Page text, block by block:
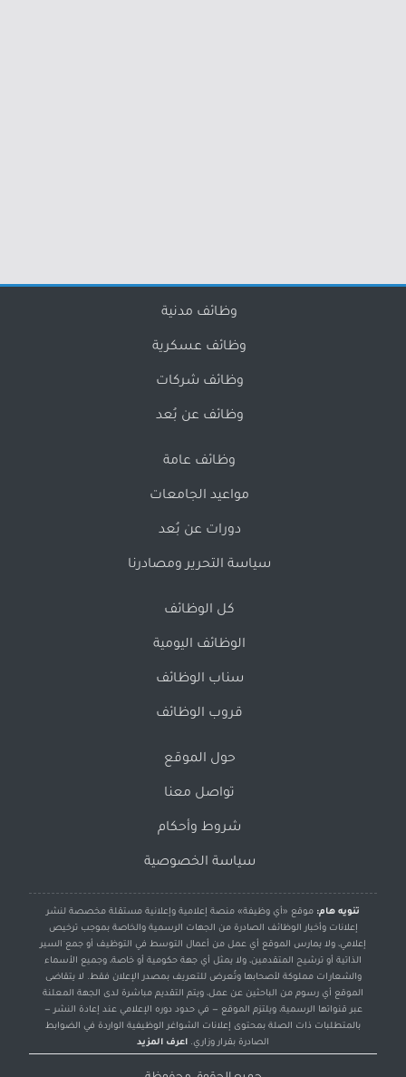
وظائف مدنية
وظائف عسكرية
وظائف شركات
وظائف عن بُعد
وظائف عامة
مواعيد الجامعات
دورات عن بُعد
سياسة التحرير ومصادرنا
كل الوظائف
الوظائف اليومية
سناب الوظائف
قروب الوظائف
حول الموقع
تواصل معنا
شروط وأحكام
سياسة الخصوصية
تنويه هام: موقع «أي وظيفة» منصة إعلامية وإعلانية مستقلة مخصصة لنشر
إعلانات وأخبار الوظائف الصادرة من الجهات الرسمية والخاصة بموجب ترخيص
إعلامي، ولا يمارس الموقع أي عمل من أعمال التوسط في التوظيف أو جمع السير
الذاتية أو ترشيح المتقدمين، ولا يمثل أي جهة حكومية أو خاصة، وجميع الأسماء
والشعارات مملوكة لأصحابها وتُعرض للتعريف بمصدر الإعلان فقط. لا يتقاضى
الموقع أي رسوم من الباحثين عن عمل، ويتم التقديم مباشرة لدى الجهة المعلنة
عبر قنواتها الرسمية، ويلتزم الموقع — في حدود دوره الإعلامي عند إعادة النشر —
بالمتطلبات ذات الصلة بمحتوى إعلانات الشواغر الوظيفية الواردة في الضوابط
الصادرة بقرار وزاري. اعرف المزيد